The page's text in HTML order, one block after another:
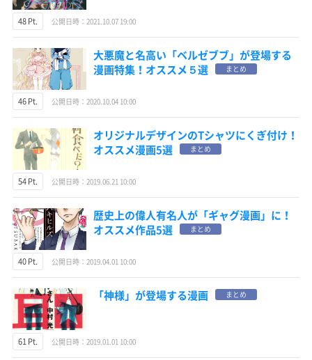
48 Pt. 公開日時：2021.10.07 19:00
大悪魔と名高い「ベルゼブブ」が登場する
漫画特集！オススメ５選
まとめ
46 Pt. 公開日時：2020.10.04 10:00
オリジナルデザインのTシャツにくぎ付け！
オススメ漫画5選
まとめ
54 Pt. 公開日時：2019.06.21 10:00
歴史上の偉人有名人が「ギャグ漫画」に！
オススメ作品5選
まとめ
40 Pt. 公開日時：2019.04.01 10:00
「神様」が登場する漫画 まとめ
61 Pt. 公開日時：2019.01.01 10:00